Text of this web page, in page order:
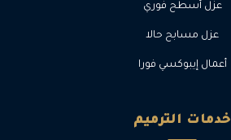
عزل أسطح فوري
عزل مسابح حالا
أعمال إيبوكسي فورا
خدمات الترميم